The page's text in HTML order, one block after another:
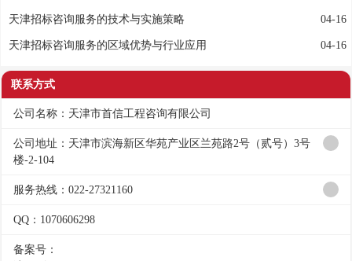
04-16
天津招标咨询服务的技术与实施策略
04-16
天津招标咨询服务的区域优势与行业应用
联系方式
公司名称：天津市首信工程咨询有限公司
公司地址：天津市滨海新区华苑产业区兰苑路2号（贰号）3号
楼-2-104
服务热线：022-27321160
QQ：1070606298
备案号：